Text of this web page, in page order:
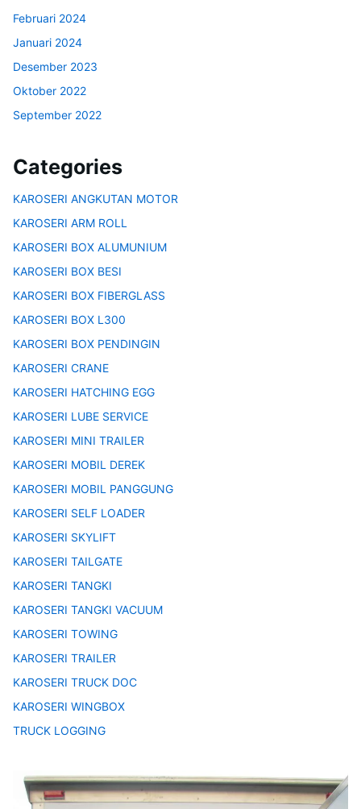
Februari 2024
Januari 2024
Desember 2023
Oktober 2022
September 2022
Categories
KAROSERI ANGKUTAN MOTOR
KAROSERI ARM ROLL
KAROSERI BOX ALUMUNIUM
KAROSERI BOX BESI
KAROSERI BOX FIBERGLASS
KAROSERI BOX L300
KAROSERI BOX PENDINGIN
KAROSERI CRANE
KAROSERI HATCHING EGG
KAROSERI LUBE SERVICE
KAROSERI MINI TRAILER
KAROSERI MOBIL DEREK
KAROSERI MOBIL PANGGUNG
KAROSERI SELF LOADER
KAROSERI SKYLIFT
KAROSERI TAILGATE
KAROSERI TANGKI
KAROSERI TANGKI VACUUM
KAROSERI TOWING
KAROSERI TRAILER
KAROSERI TRUCK DOC
KAROSERI WINGBOX
TRUCK LOGGING